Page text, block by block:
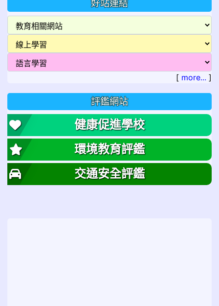
好站連結
[ more... ]
評鑑網站
健康促進學校
環境教育評鑑
交通安全評鑑